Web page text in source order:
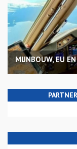
MIJNBOUW, EU